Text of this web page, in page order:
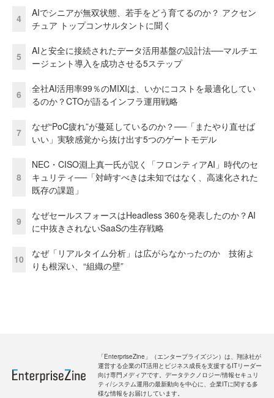
4
AIでシニアが無双状態、若手をどう育てるのか？ アクセン
チュア トップコンサルタントに聞く
5
AIと安全に接続されたデータ活用基盤の設計法──マルチエ
ージェント導入を成功させる5ステップ
6
全社AI活用率99％のMIXIは、いかにコストを最適化してい
るのか？CTOが語るインフラ運用戦略
7
なぜ“PoC疲れ”が蔓延しているのか？──「またやり直せば
いい」実験感覚から抜け出す5つのゲートモデル
8
NEC・CISO淵上真一氏が説く「フロンティアAI」時代のセ
キュリティ──「対峙すべきは未知ではなく、高速化された
既存の課題」
9
なぜセールスフォースはHeadless 360を発表したのか？AI
に中抜きされないSaaSの生存戦略
10
なぜ「リアルタイム分析」は広がらなかったのか 技術よ
りも根深い、“組織の壁”
「EnterpriseZine」（エンタープライズジン）は、翔泳社が
運営する企業のIT活用とビジネス成長を支援するITリーダー
向け専門メディアです。データテクノロジー/情報セキュリ
ティ/システム運用の最新動向を中心に、企業ITに関する多
様な情報をお届けしています。